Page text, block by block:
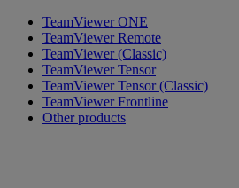
TeamViewer ONE
TeamViewer Remote
TeamViewer (Classic)
TeamViewer Tensor
TeamViewer Tensor (Classic)
TeamViewer Frontline
Other products